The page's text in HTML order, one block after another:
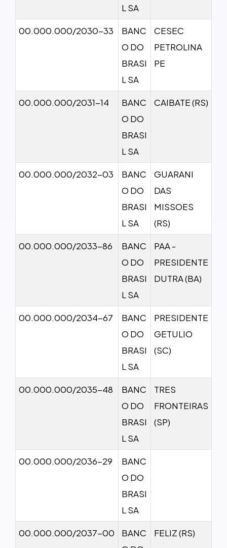
L SA
00.000.000/2030-33
BANC
O DO
BRASI
L SA
CESEC
PETROLINA
PE
00.000.000/2031-14
BANC
O DO
BRASI
L SA
CAIBATE (RS)
00.000.000/2032-03
BANC
O DO
BRASI
L SA
GUARANI
DAS
MISSOES
(RS)
00.000.000/2033-86
BANC
O DO
BRASI
L SA
PAA -
PRESIDENTE
DUTRA (BA)
00.000.000/2034-67
BANC
O DO
BRASI
L SA
PRESIDENTE
GETULIO
(SC)
00.000.000/2035-48
BANC
O DO
BRASI
L SA
TRES
FRONTEIRAS
(SP)
00.000.000/2036-29
BANC
O DO
BRASI
L SA
00.000.000/2037-00
BANC
FELIZ (RS)